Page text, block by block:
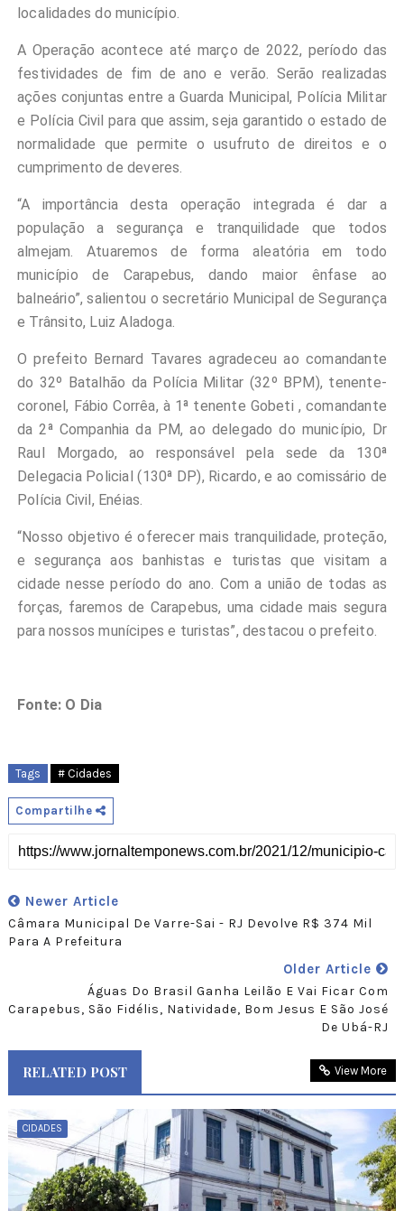
localidades do município.
A Operação acontece até março de 2022, período das
festividades de fim de ano e verão. Serão realizadas
ações conjuntas entre a Guarda Municipal, Polícia Militar
e Polícia Civil para que assim, seja garantido o estado de
normalidade que permite o usufruto de direitos e o
cumprimento de deveres.
“A importância desta operação integrada é dar a
população a segurança e tranquilidade que todos
almejam. Atuaremos de forma aleatória em todo
município de Carapebus, dando maior ênfase ao
balneário”, salientou o secretário Municipal de Segurança
e Trânsito, Luiz Aladoga.
O prefeito Bernard Tavares agradeceu ao comandante
do 32º Batalhão da Polícia Militar (32º BPM), tenente-
coronel, Fábio Corrêa, à 1ª tenente Gobeti , comandante
da 2ª Companhia da PM, ao delegado do município, Dr
Raul Morgado, ao responsável pela sede da 130ª
Delegacia Policial (130ª DP), Ricardo, e ao comissário de
Polícia Civil, Enéias.
“Nosso objetivo é oferecer mais tranquilidade, proteção,
e segurança aos banhistas e turistas que visitam a
cidade nesse período do ano. Com a união de todas as
forças, faremos de Carapebus, uma cidade mais segura
para nossos munícipes e turistas”, destacou o prefeito.
Fonte: O Dia
Tags # Cidades
Compartilhe
Newer Article
Câmara Municipal De Varre-Sai - RJ Devolve R$ 374 Mil
Para A Prefeitura
Older Article
Águas Do Brasil Ganha Leilão E Vai Ficar Com
Carapebus, São Fidélis, Natividade, Bom Jesus E São José
De Ubá-RJ
RELATED POST View More
CIDADES